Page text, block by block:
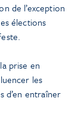
de l’exception
élections
prise en
les
d’en entraîner